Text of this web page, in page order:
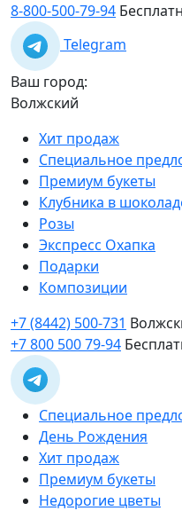
8-800-500-79-94
Telegram
Ваш город:
Волжский
Хит продаж
Специальное
Премиум букеты
Клубника в
Розы
Экспресс Охапка
Подарки
Композиции
+7 (8442) 500-731
+7 800 500 79-94
Специальное
День Рождения
Хит продаж
Премиум букеты
Недорогие цветы